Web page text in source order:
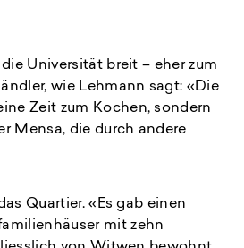
Universität breit – eher zum
wie Lehmann sagt: «Die
Zeit zum Kochen, sondern
Mensa, die durch andere
Quartier. «Es gab einen
mit zehn